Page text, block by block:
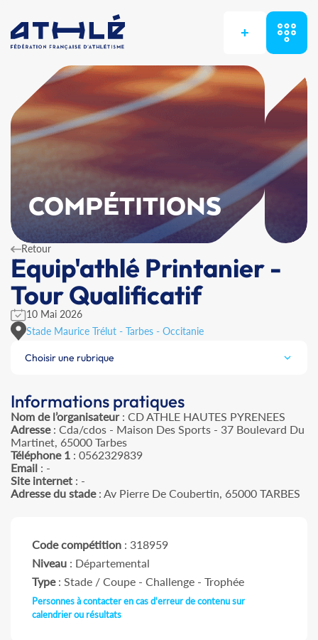
+
COMPÉTITIONS
Retour
Equip'athlé Printanier -
Tour Qualificatif
10 Mai 2026
Stade Maurice Trélut - Tarbes - Occitanie
Choisir une rubrique
Informations pratiques
Nom de l’organisateur: CD ATHLE HAUTES PYRENEES
Adresse: Cda/cdos - Maison Des Sports - 37 Boulevard Du
Martinet, 65000 Tarbes
Téléphone 1 : 0562329839
Email : -
Site internet : -
Adresse du stade: Av Pierre De Coubertin, 65000 TARBES
Code compétition : 318959
Niveau : Départemental
Type: Stade / Coupe - Challenge - Trophée
Personnes à contacter en cas d'erreur de contenu sur
calendrier ou résultats